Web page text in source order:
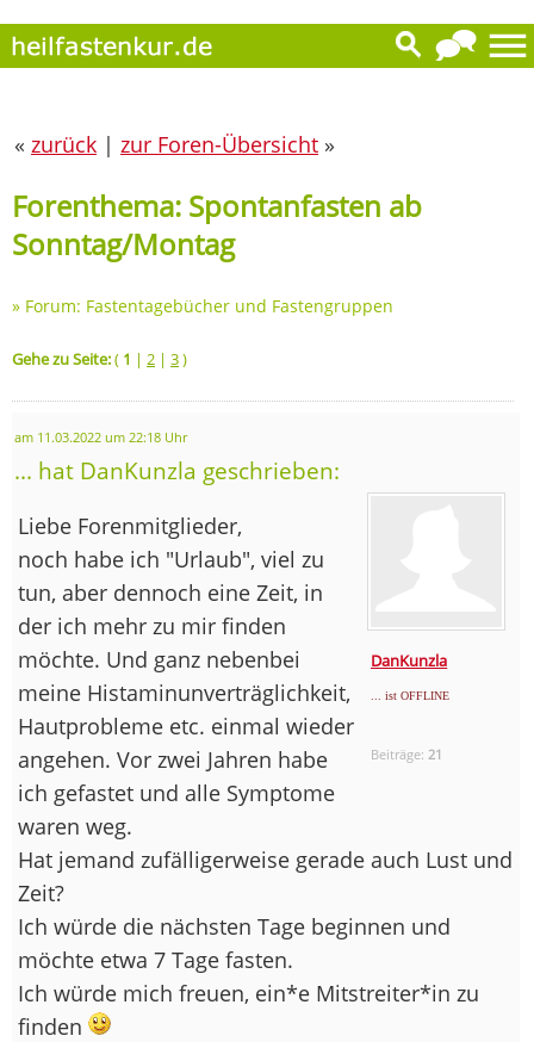
« zurück | zur Foren-Übersicht »
Forenthema: Spontanfasten ab
Sonntag/Montag
» Forum: Fastentagebücher und Fastengruppen
Gehe zu Seite:( 1 | 2 | 3)
am 11.03.2022 um 22:18 Uhr
... hat DanKunzla geschrieben:
DanKunzla
... ist OFFLINE
Beiträge: 21
Liebe Forenmitglieder,
noch habe ich "Urlaub", viel zu
tun, aber dennoch eine Zeit, in
der ich mehr zu mir finden
möchte. Und ganz nebenbei
meine Histaminunverträglichkeit,
Hautprobleme etc. einmal wieder
angehen. Vor zwei Jahren habe
ich gefastet und alle Symptome
waren weg.
Hat jemand zufälligerweise gerade auch Lust und
Zeit?
Ich würde die nächsten Tage beginnen und
möchte etwa 7 Tage fasten.
Ich würde mich freuen, ein*e Mitstreiter*in zu
finden